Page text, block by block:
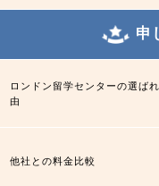
申
ロンドン留学センターの選ば
由
他社との料金比較